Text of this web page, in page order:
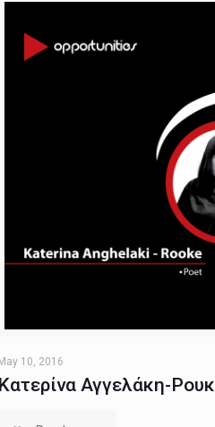
May 10, 2016
Κατερίνα Αγγελάκη-Ρουκ